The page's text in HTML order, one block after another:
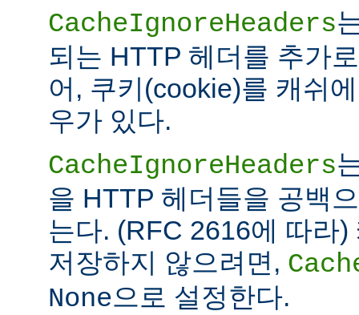
CacheIgnoreHeaders
되는 HTTP 헤더를 추가
어, 쿠키(cookie)를 캐쉬
우가 있다.
CacheIgnoreHeaders
을 HTTP 헤더들을 공백
는다. (RFC 2616에 따라
저장하지 않으려면,
None으로 설정한다.